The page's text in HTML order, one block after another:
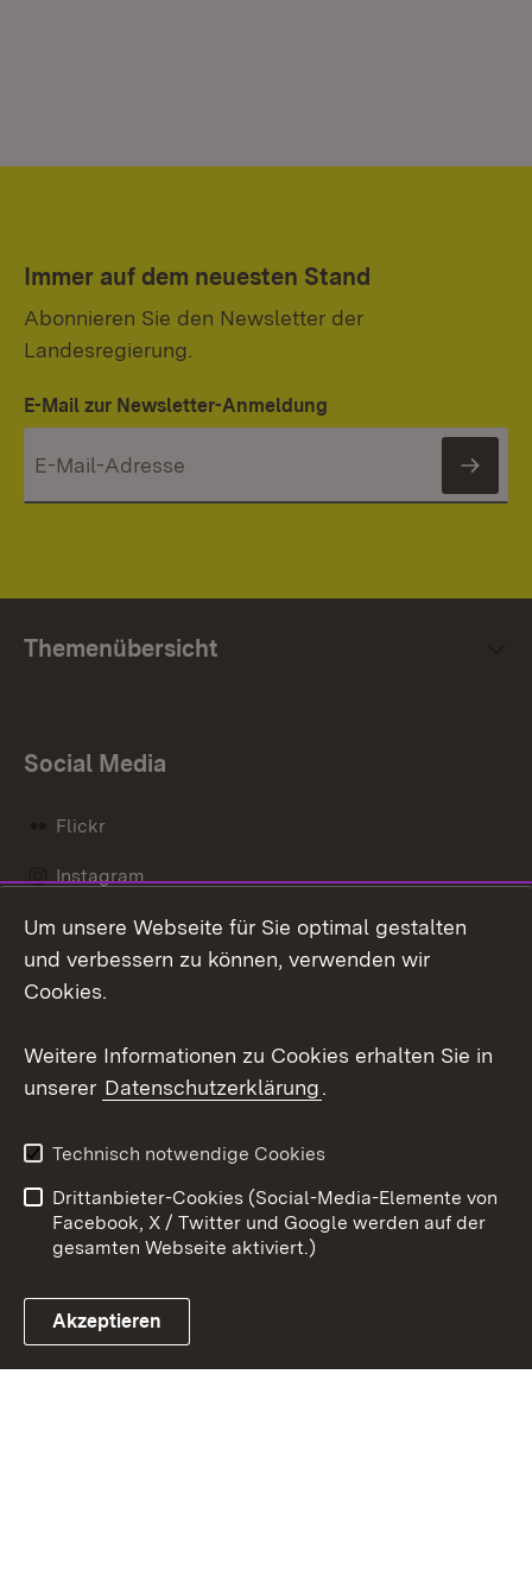
Immer auf dem neuesten Stand
Abonnieren Sie den Newsletter der
Landesregierung.
E-Mail zur Newsletter-Anmeldung
Themenübersicht
Social Media
Flickr
Instagram
Social Wall
Link zum Landesportal
Barrierefreiheit
Benutzungshinweise
Impressum
Cookies
Um unsere Webseite für Sie optimal gestalten
und verbessern zu können, verwenden wir
Cookies.
Weitere Informationen zu Cookies erhalten Sie in
unserer Datenschutzerklärung.
Technisch notwendige Cookies
Drittanbieter-Cookies (Social-Media-Elemente von
Facebook, X / Twitter und Google werden auf der
gesamten Webseite aktiviert.)
Akzeptieren